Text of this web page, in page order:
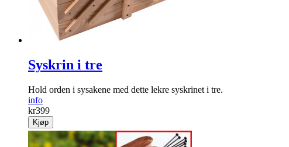
Syskrin i tre
Hold orden i sysakene med dette lekre syskrinet i tre.
info
kr399
Kjøp